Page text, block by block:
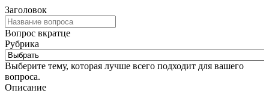
Заголовок
Вопрос вкратце
Рубрика
Выберите тему, которая лучше всего подходит для вашего
вопроса.
Описание